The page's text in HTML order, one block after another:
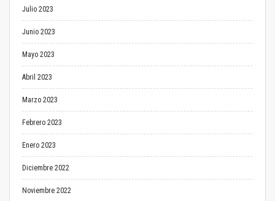
Julio 2023
Junio 2023
Mayo 2023
Abril 2023
Marzo 2023
Febrero 2023
Enero 2023
Diciembre 2022
Noviembre 2022